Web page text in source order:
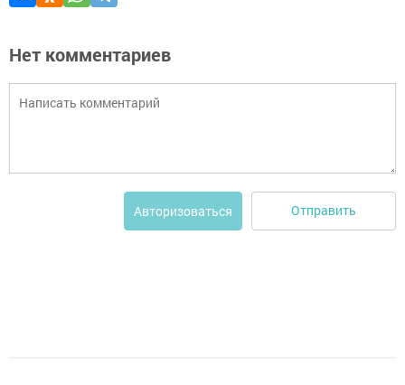
Нет комментариев
Авторизоваться Отправить